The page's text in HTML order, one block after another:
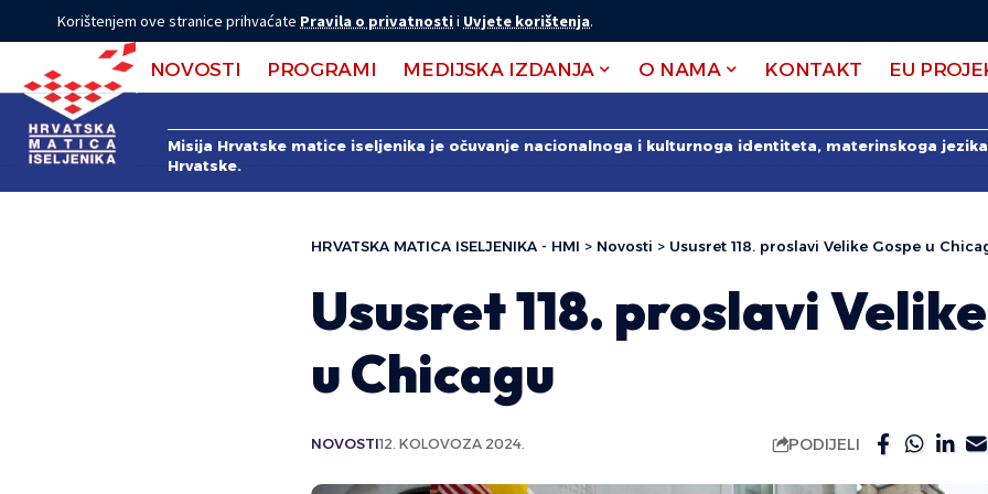
Korištenjem ove stranice prihvaćate Pravila o privatnostii Uvjete korištenja.
NOVOSTI PROGRAMI MEDIJSKA IZDANJA O NAMA KONTAKT EU
Misija Hrvatske matice iseljenika je očuvanje nacionalnoga i kulturnoga identiteta, materinskoga
Hrvatske.
HRVATSKA MATICA ISELJENIKA - HMI > Novosti > Ususret 118. proslavi Velike Gospe u
Ususret 118. proslavi
u Chicagu
NOVOSTI12. KOLOVOZA 2024. PODIJELI